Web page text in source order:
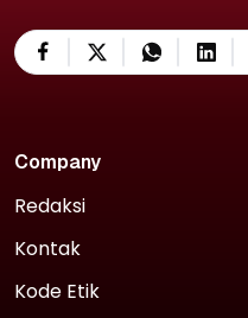
Company
Redaksi
Kontak
Kode Etik